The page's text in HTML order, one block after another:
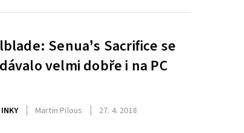
Senua’s Sacrifice se
velmi dobře i na PC
Martin Pilous 27. 4. 2018